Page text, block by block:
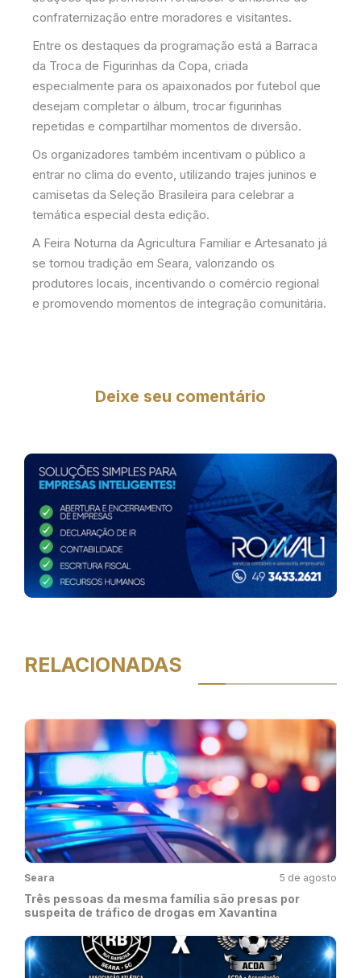
confraternização entre moradores e visitantes.
Entre os destaques da programação está a Barraca
da Troca de Figurinhas da Copa, criada
especialmente para os apaixonados por futebol que
desejam completar o álbum, trocar figurinhas
repetidas e compartilhar momentos de diversão.
Os organizadores também incentivam o público a
entrar no clima do evento, utilizando trajes juninos e
camisetas da Seleção Brasileira para celebrar a
temática especial desta edição.
A Feira Noturna da Agricultura Familiar e Artesanato já
se tornou tradição em Seara, valorizando os
produtores locais, incentivando o comércio regional
e promovendo momentos de integração comunitária.
Deixe seu comentário
RELACIONADAS
Seara 5 de agosto
Três pessoas da mesma família são presas por
suspeita de tráfico de drogas em Xavantina